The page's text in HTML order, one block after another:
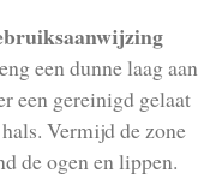
een dunne laag aan
een gereinigd gelaat
Vermijd de zone
de ogen en lippen.